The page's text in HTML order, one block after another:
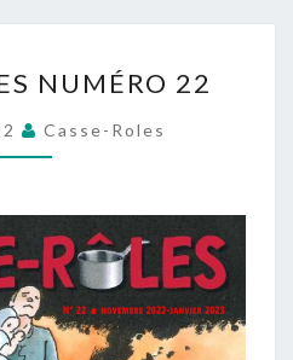
RÔLES
NUMÉRO
22
NUMÉRO 22
Casse-Roles